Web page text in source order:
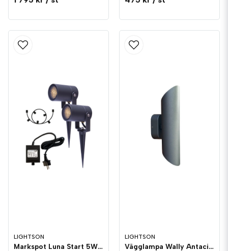
LIGHTSON
Markspot Luna Start 5W LightsOn Garden Plug & Play
LIGHTSON
Vägglampa Wally Antacit 2x5W LightsOn Garden Plug & Play